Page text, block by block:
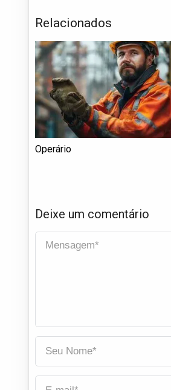
Relacionados
Operário
Deixe um comentário